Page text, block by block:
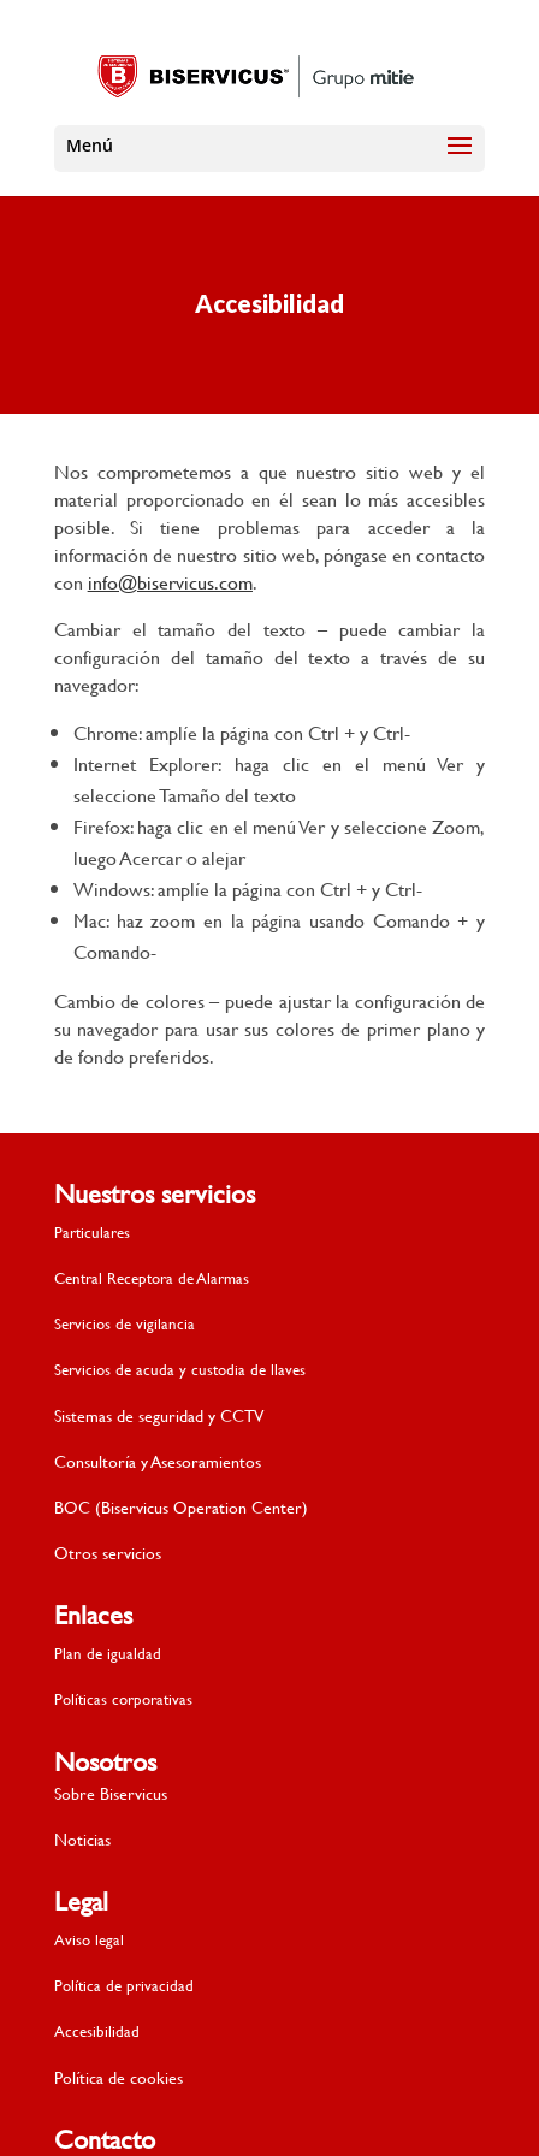
Accesibilidad
Nos comprometemos a que nuestro sitio web y el
material proporcionado en él sean lo más accesibles
posible. Si tiene problemas para acceder a la
información de nuestro sitio web, póngase en contacto
con info@biservicus.com.
Cambiar el tamaño del texto – puede cambiar la
configuración del tamaño del texto a través de su
navegador:
Chrome: amplíe la página con Ctrl + y Ctrl-
Internet Explorer: haga clic en el menú Ver y
seleccione Tamaño del texto
Firefox: haga clic en el menú Ver y seleccione Zoom,
luego Acercar o alejar
Windows: amplíe la página con Ctrl + y Ctrl-
Mac: haz zoom en la página usando Comando + y
Comando-
Cambio de colores – puede ajustar la configuración de
su navegador para usar sus colores de primer plano y
de fondo preferidos.
Nuestros servicios
Particulares
Central Receptora de Alarmas
Servicios de vigilancia
Servicios de acuda y custodia de llaves
Sistemas de seguridad y CCTV
Consultoría y Asesoramientos
BOC (Biservicus Operation Center)
Otros servicios
Enlaces
Plan de igualdad
Políticas corporativas
Nosotros
Sobre Biservicus
Noticias
Legal
Aviso legal
Política de privacidad
Accesibilidad
Política de cookies
Contacto